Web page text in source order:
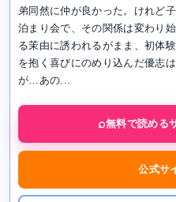
弟同然に仲が良かった。けれど
泊まり会で、その関係は変わり
る茉由に誘われるがまま、初体
を抱く喜びにのめり込んだ優志
が…あの...
無料で読める
公式サ